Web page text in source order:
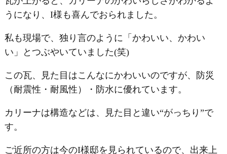
うになり、I様も喜んでおられました。
私も現場で、独り言のように「かわいい、かわい
い」とつぶやいていました(笑)
この瓦、見た目はこんなにかわいいのですが、防災
（耐震性・耐風性）・防水に優れています。
カリーナは構造などは、見た目と違い“がっちり”で
す。
ご近所の方は今のI様邸を見られているので、出来上